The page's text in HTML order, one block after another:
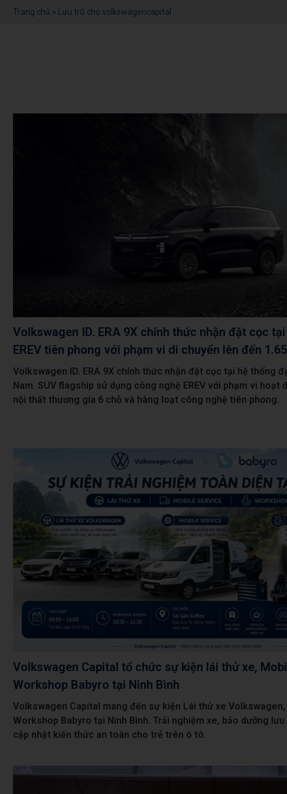
Trang chủ » Lưu trữ cho volkswagencapital
Volkswagen ID. ERA 9X chính thức nhận đặt cọc
EREV tiên phong với phạm vi di chuyển lên đến
Volkswagen ID. ERA 9X chính thức nhận đặt cọc tại hệ thống
Nam. SUV flagship sử dụng công nghệ EREV với phạm vi hoạt
nội thất thương gia 6 chỗ và hàng loạt công nghệ tiên phong.
Volkswagen Capital tổ chức sự kiện lái thử xe,
Workshop Babyro tại Ninh Bình
Volkswagen Capital mang đến sự kiện Lái thử xe
Workshop Babyro tại Ninh Bình. Trải nghiệm xe, bảo dưỡng
cập nhật kiến thức an toàn cho trẻ trên ô tô.